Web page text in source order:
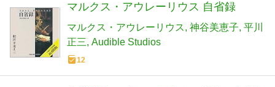
マルクス・アウレーリウス 自省録
マルクス・アウレーリウス 神谷美恵子 平川
正三 Audible Studios
12